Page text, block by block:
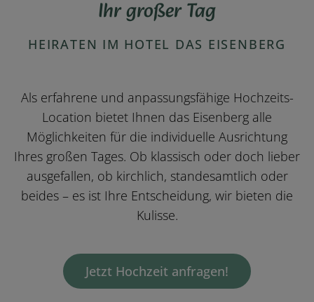
Ihr großer Tag
HEIRATEN IM HOTEL DAS EISENBERG
Als erfahrene und anpassungsfähige Hochzeits-
Location bietet Ihnen das Eisenberg alle
Möglichkeiten für die individuelle Ausrichtung
Ihres großen Tages. Ob klassisch oder doch lieber
ausgefallen, ob kirchlich, standesamtlich oder
beides – es ist Ihre Entscheidung, wir bieten die
Kulisse.
Jetzt Hochzeit anfragen!